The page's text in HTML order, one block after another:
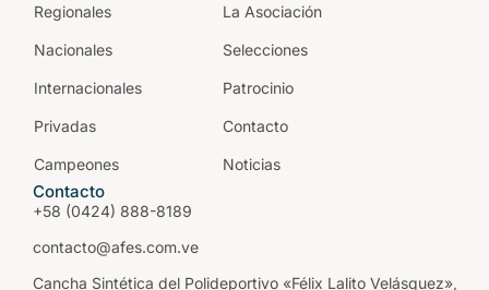
Regionales
Nacionales
Internacionales
Privadas
Campeones
La Asociación
Selecciones
Patrocinio
Contacto
Noticias
Contacto
+58 (0424) 888-8189
contacto@afes.com.ve
Cancha Sintética del Polideportivo «Félix Lalito Velásquez»,